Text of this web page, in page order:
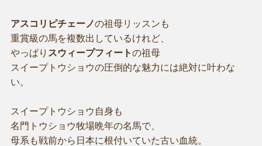
アスコリピチェーノの祖母リッスンも
重賞級の馬を複数出しているけれど、
やっぱり スウィープフィートの祖母
スイープトウショウの圧倒的な魅力には絶対に叶わな
い。
スイープトウショウ自身も
名門トウショウ牧場晩年の名馬で、
母系も戦前から日本に根付いていた古い血統。